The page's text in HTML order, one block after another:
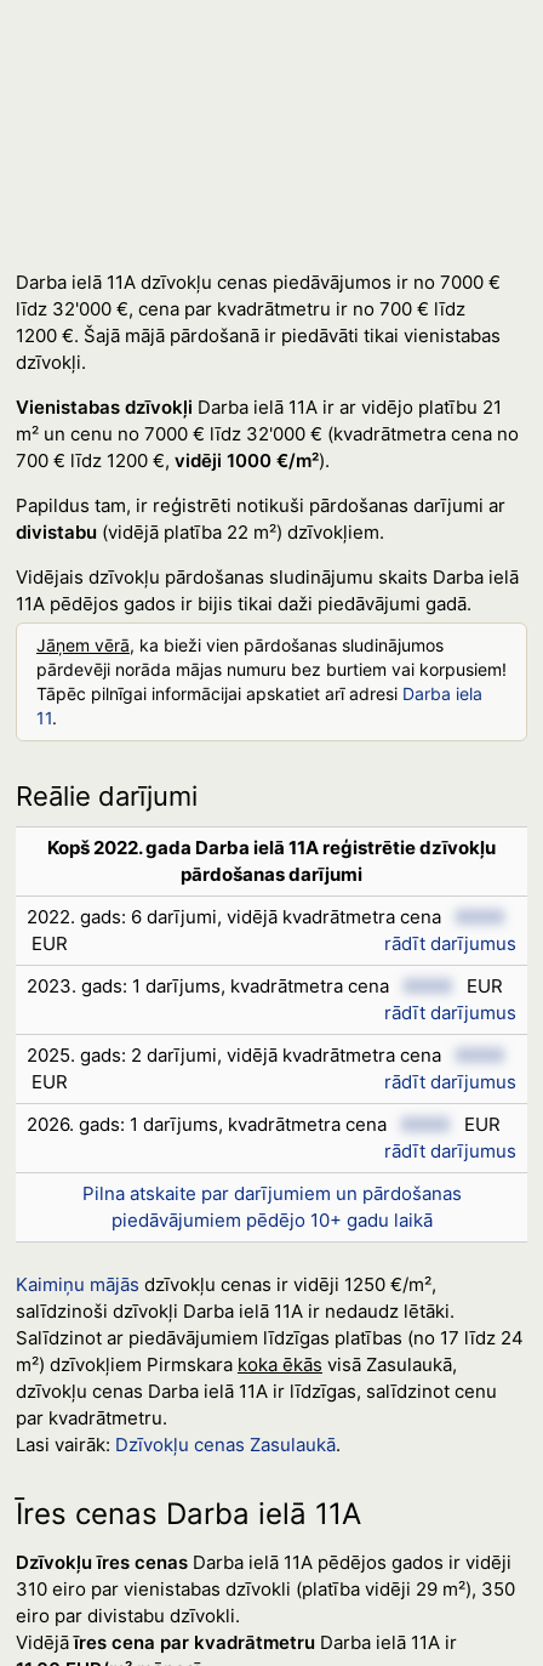
Darba ielā 11A dzīvokļu cenas piedāvājumos ir no 7000 €
līdz 32'000 €, cena par kvadrātmetru ir no 700 € līdz
1200 €. Šajā mājā pārdošanā ir piedāvāti tikai vienistabas
dzīvokļi.
Vienistabas dzīvokļi Darba ielā 11A ir ar vidējo platību 21
m² un cenu no 7000 € līdz 32'000 € (kvadrātmetra cena no
700 € līdz 1200 €, vidēji 1000 €/m²).
Papildus tam, ir reģistrēti notikuši pārdošanas darījumi ar
divistabu(vidējā platība 22 m²) dzīvokļiem.
Vidējais dzīvokļu pārdošanas sludinājumu skaits Darba ielā
11A pēdējos gados ir bijis tikai daži piedāvājumi gadā.
Jāņem vērā, ka bieži vien pārdošanas sludinājumos
pārdevēji norāda mājas numuru bez burtiem vai korpusiem!
Tāpēc pilnīgai informācijai apskatiet arī adresi Darba iela
11.
Reālie darījumi
Kopš 2022. gada Darba ielā 11A reģistrētie dzīvokļu
pārdošanas darījumi
2022. gads: 6 darījumi, vidējā kvadrātmetra cena
XXXX
EUR
rādīt darījumus
2023. gads: 1 darījums, kvadrātmetra cena
XXXX
EUR
rādīt darījumus
2025. gads: 2 darījumi, vidējā kvadrātmetra cena
XXXX
EUR
rādīt darījumus
2026. gads: 1 darījums, kvadrātmetra cena
XXXX
EUR
rādīt darījumus
Pilna atskaite par darījumiem un pārdošanas
piedāvājumiem pēdējo 10+ gadu laikā
Kaimiņu mājās dzīvokļu cenas ir vidēji 1250 €/m²,
salīdzinoši dzīvokļi Darba ielā 11A ir nedaudz lētāki.
Salīdzinot ar piedāvājumiem līdzīgas platības (no 17 līdz 24
m²) dzīvokļiem Pirmskara koka ēkās visā Zasulaukā,
dzīvokļu cenas Darba ielā 11A ir līdzīgas, salīdzinot cenu
par kvadrātmetru.
Lasi vairāk: Dzīvokļu cenas Zasulaukā.
Īres cenas Darba ielā 11A
Dzīvokļu īres cenasDarba ielā 11A pēdējos gados ir vidēji
310 eiro par vienistabas dzīvokli (platība vidēji 29 m²), 350
eiro par divistabu dzīvokli.
Vidējāīres cena par kvadrātmetruDarba ielā 11A ir